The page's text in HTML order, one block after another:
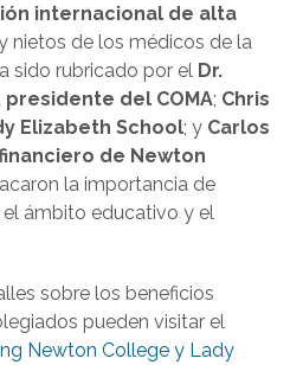
internacional de alta
nietos de los médicos de la
sido rubricado por el Dr.
presidente del COMA; Chris
Elizabeth School; y Carlos
de Newton
la importancia de
el ámbito educativo y el
sobre los beneficios
pueden visitar el
Newton College y Lady